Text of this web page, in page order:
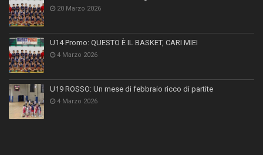
20 Marzo 2026
U14 Promo: QUESTO È IL BASKET, CARI MIEI
4 Marzo 2026
U19 ROSSO: Un mese di febbraio ricco di partite
4 Marzo 2026